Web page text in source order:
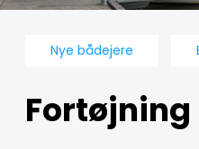
Nye bådejere
Fortøjning